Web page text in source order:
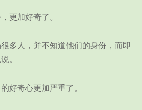
加好奇了。
人，并不知道他们的身份，而即
。
奇心更加严重了。